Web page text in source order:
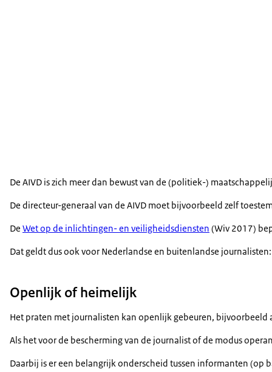
De AIVD is zich meer dan bewust van de (politiek-)
De directeur-generaal van de AIVD moet bijvoorbeeld zelf
De Wet op de inlichtingen- en veiligheidsdiensten (Wiv 2017)
Dat geldt dus ook voor Nederlandse en buitenlandse
Openlijk of heimelijk
Het praten met journalisten kan openlijk gebeuren, bijvoorbeeld
Als het voor de bescherming van de journalist of de modus
Daarbij is er een belangrijk onderscheid tussen informanten (op